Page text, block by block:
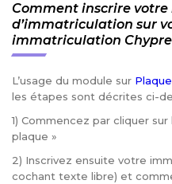
Comment inscrire votre
d’immatriculation sur
immatriculation
L’usage du module sur
les étapes sont décrites ci-
1) Commencez par cliquer
plaque »
2) Inscrivez ensuite votre
cochant texte libre) et